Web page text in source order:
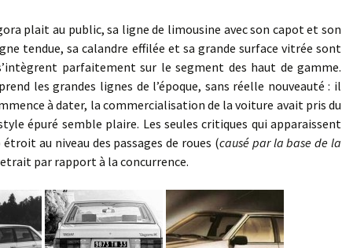
au public, sa ligne de limousine avec son capot et son
tendue, sa calandre effilée et sa grande surface vitrée sont
parfaitement sur le segment des haut de gamme.
les grandes lignes de l’époque, sans réelle nouveauté : il
à dater, la commercialisation de la voiture avait pris du
épuré semble plaire. Les seules critiques qui apparaissent
au niveau des passages de roues (causé par la base de la
par rapport à la concurrence.